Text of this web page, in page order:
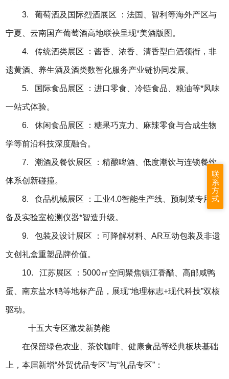
3. 葡萄酒及国际烈酒展区 ：法国、智利等海外产区与
宁夏、云南国产葡萄酒高地联袂呈现*美酒版图。
4. 传统酒类展区 ：酱香、浓香、清香型白酒领衔，非
遗黄酒、养生酒及酒类数智化服务产业链协同发展。
5. 国际食品展区 ：进口零食、冷链食品、粮油等*风味
一站式体验。
6. 休闲食品展区 ：糖果巧克力、麻辣零食与合成生物
学等前沿科技深度融合。
7. 潮酒及餐饮展区 ：精酿啤酒、低度潮饮与连锁餐饮
体系创新碰撞。
8. 食品机械展区 ：工业4.0智能生产线、预制菜专用设
备及实验室检测仪器*智造升级。
9. 包装及设计展区 ：可降解材料、AR互动包装及非遗
文创礼盒重塑品牌价值。
10. 江苏展区 ：5000㎡空间聚焦镇江香醋、高邮咸鸭
蛋、南京盐水鸭等地标产品，展现“地理标志+现代科技”双核
驱动。
十五大专区激发新势能
在保留绿色农业、茶饮咖啡、健康食品等经典板块基础
上，本届新增“外贸优品专区”与“礼品专区”：
联
系
方
式